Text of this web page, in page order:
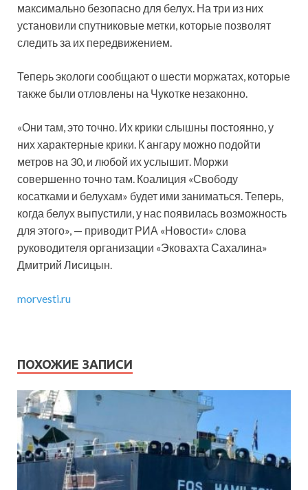
максимально безопасно для белух. На три из них
установили спутниковые метки, которые позволят
следить за их передвижением.
Теперь экологи сообщают о шести моржатах, которые
также были отловлены на Чукотке незаконно.
«Они там, это точно. Их крики слышны постоянно, у
них характерные крики. К ангару можно подойти
метров на 30, и любой их услышит. Моржи
совершенно точно там. Коалиция «Свободу
косатками и белухам» будет ими заниматься. Теперь,
когда белух выпустили, у нас появилась возможность
для этого», — приводит РИА «Новости» слова
руководителя организации «Эковахта Сахалина»
Дмитрий Лисицын.
morvesti.ru
ПОХОЖИЕ ЗАПИСИ